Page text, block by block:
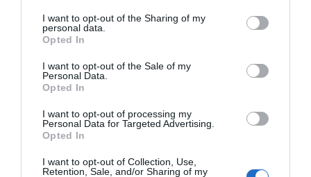
not limited to your visit or usage behaviour. You may click to
grant or deny consent to Google and its third-party tags to
use your data for below specified purposes in below Google
consent section.
I want to opt-out of the Sharing of my
personal data.
Opted In
I want to opt-out of the Sale of my
Personal Data.
Opted In
I want to opt-out of processing my
Personal Data for Targeted Advertising.
Opted In
I want to opt-out of Collection, Use,
Retention, Sale, and/or Sharing of my
ΔΙΕΘΝΗ
Κυκλώνας Μελίσα: Τουλάχιστον 20 νεκροί
στην Αϊτή και δεκάδες αγνοούμενοι μετά την